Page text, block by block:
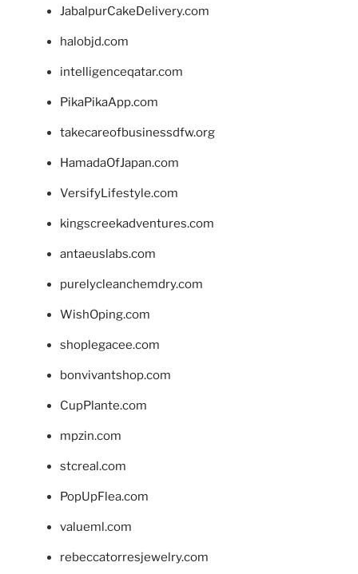
JabalpurCakeDelivery.com
halobjd.com
intelligenceqatar.com
PikaPikaApp.com
takecareofbusinessdfw.org
HamadaOfJapan.com
VersifyLifestyle.com
kingscreekadventures.com
antaeuslabs.com
purelycleanchemdry.com
WishOping.com
shoplegacee.com
bonvivantshop.com
CupPlante.com
mpzin.com
stcreal.com
PopUpFlea.com
valueml.com
rebeccatorresjewelry.com